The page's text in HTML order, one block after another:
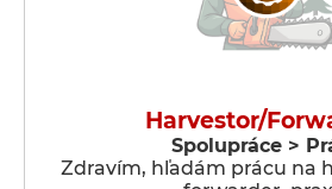
Harvestor/
Spolupráce >
Zdravím, hľadám prácu na